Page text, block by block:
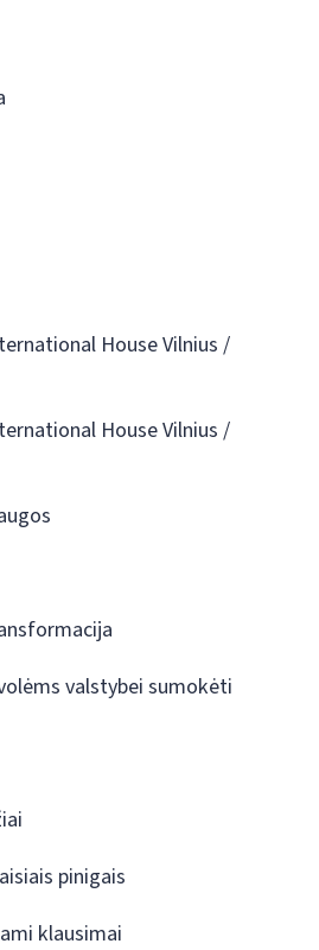
House Vilnius /
House Vilnius /
valstybei sumokėti
pinigais
klausimai